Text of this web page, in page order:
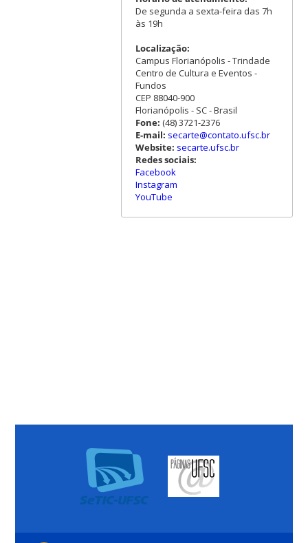
De segunda a sexta-feira das 7h
às 19h
Localização:
Campus Florianópolis - Trindade
Centro de Cultura e Eventos -
Fundos
CEP 88040-900
Florianópolis - SC - Brasil
Fone: (48) 3721-2376
E-mail: secarte@contato.ufsc.br
Website: secarte.ufsc.br
Redes sociais:
Facebook
Instagram
YouTube